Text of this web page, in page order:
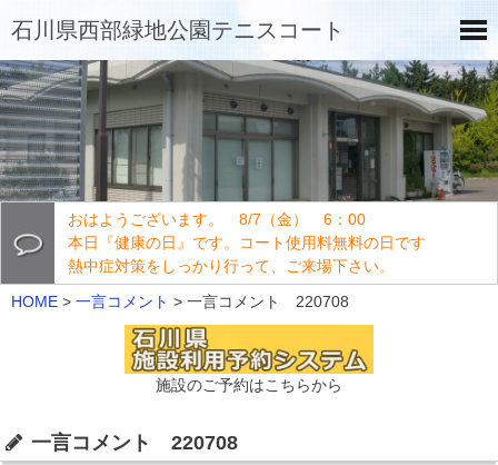
石川県西部緑地公園テニスコート
おはようございます。 8/7（金） 6：00
本日『健康の日』です。コート使用料無料の日です
熱中症対策をしっかり行って、ご来場下さい。
HOME > 一言コメント > 一言コメント 220708
施設のご予約はこちらから
一言コメント 220708